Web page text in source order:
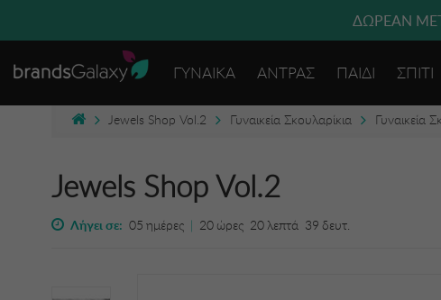
ΔΩΡΕΑΝ
ΓΥΝΑΙΚΑ ΑΝΤΡΑΣ ΠΑΙΔΙ ΣΠΙΤΙ
Jewels Shop Vol.2 Γυναικεία Σκουλαρίκια Γυναικεία
Jewels Shop Vol.2
Λήγει σε: 05 ημέρες | 20 ώρες 20λεπτά 39 δευτ.